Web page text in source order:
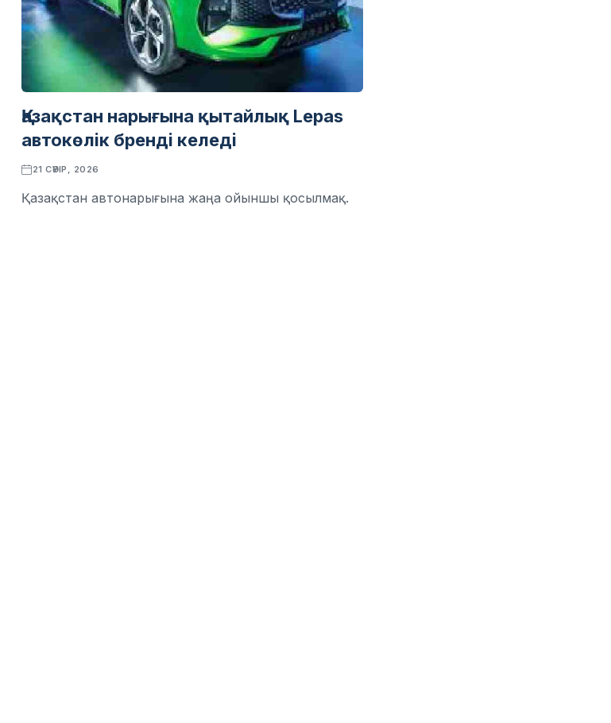
Қазақстан нарығына қытайлық Lepas
автокөлік бренді келеді
21 СӘУІР, 2026
Қазақстан автонарығына жаңа ойыншы қосылмақ.